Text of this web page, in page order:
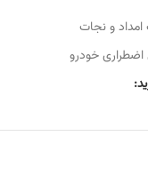
امداد و نجات
خودرو